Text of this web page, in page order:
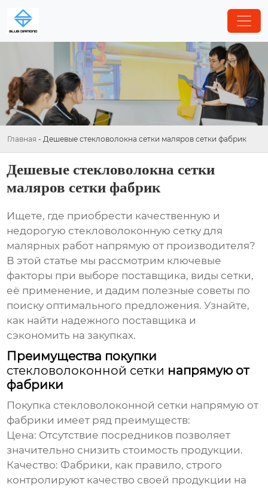
Главная - Дешевые стекловолокна сетки маляров сетки фабрик
Дешевые стекловолокна сетки
маляров сетки фабрик
Ищете, где приобрести качественную и
недорогую стекловолоконную сетку для
малярных работ напрямую от производителя?
В этой статье мы рассмотрим ключевые
факторы при выборе поставщика, виды сетки,
её применение, и дадим полезные советы по
поиску оптимального предложения. Узнайте,
как найти надежного поставщика и
сэкономить на закупках.
Преимущества покупки
стекловолоконной сетки напрямую от
фабрики
Покупка стекловолоконной сетки напрямую от
фабрики имеет ряд преимуществ:
Цена: Отсутствие посредников позволяет
значительно снизить стоимость продукции.
Качество: Фабрики, как правило, строго
контролируют качество своей продукции на